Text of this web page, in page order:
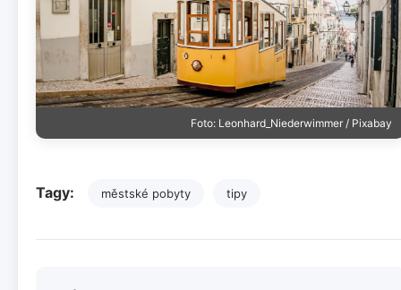
Foto: Leonhard_Niederwimmer / Pixabay
Tagy: městské pobyty tipy